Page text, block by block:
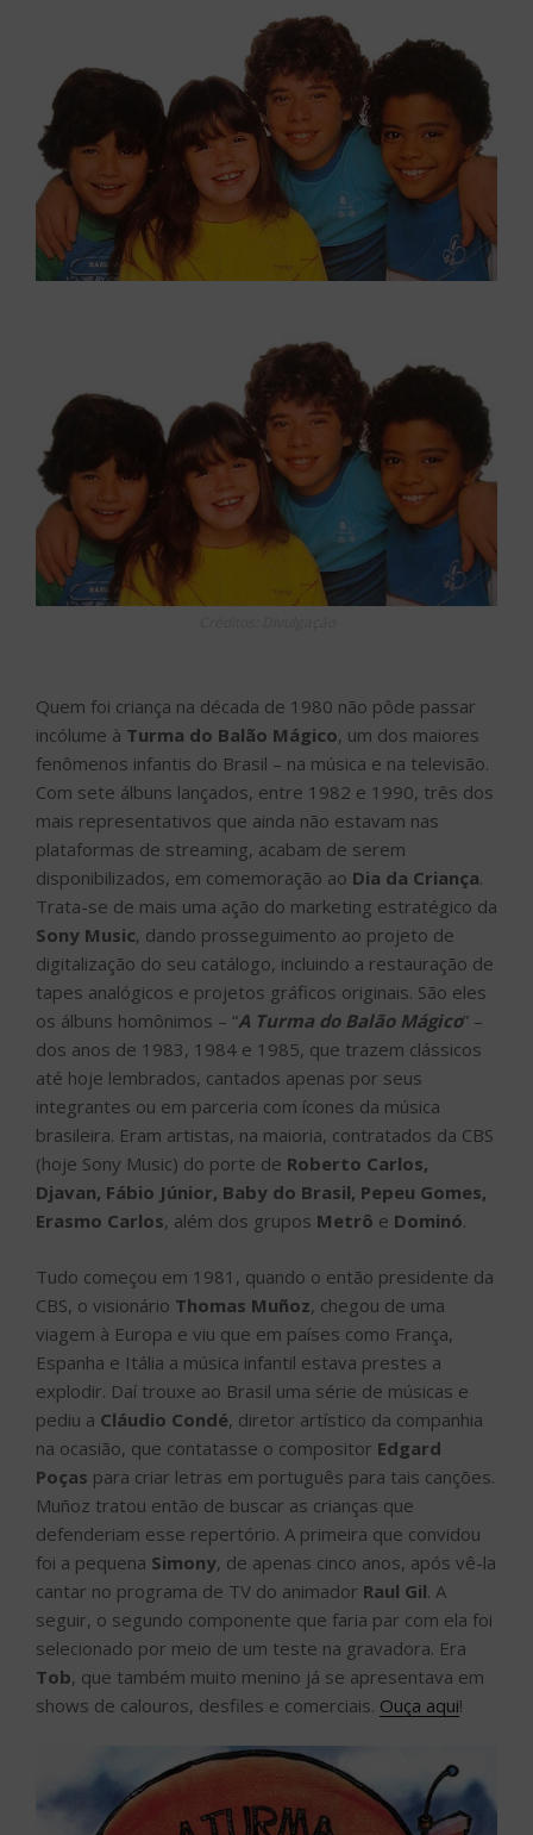
Quem foi criança na década de 1980 não pôde passar
incólume à Turma do Balão Mágico, um dos maiores
fenômenos infantis do Brasil – na música e na televisão.
Com sete álbuns lançados, entre 1982 e 1990, três dos
mais representativos que ainda não estavam nas
plataformas de streaming, acabam de serem
disponibilizados, em comemoração ao Dia da Criança.
Trata-se de mais uma ação do marketing estratégico da
Sony Music, dando prosseguimento ao projeto de
digitalização do seu catálogo, incluindo a restauração de
tapes analógicos e projetos gráficos originais. São eles
os álbuns homônimos – “A Turma do Balão Mágico” –
dos anos de 1983, 1984 e 1985, que trazem clássicos
até hoje lembrados, cantados apenas por seus
integrantes ou em parceria com ícones da música
brasileira. Eram artistas, na maioria, contratados da CBS
(hoje Sony Music) do porte de Roberto Carlos,
Djavan, Fábio Júnior, Baby do Brasil, Pepeu Gomes,
Erasmo Carlos, além dos grupos Metrô e Dominó.
Tudo começou em 1981, quando o então presidente da
CBS, o visionário Thomas Muñoz, chegou de uma
viagem à Europa e viu que em países como França,
Espanha e Itália a música infantil estava prestes a
explodir. Daí trouxe ao Brasil uma série de músicas e
pediu a Cláudio Condé, diretor artístico da companhia
na ocasião, que contatasse o compositor Edgard
Poças para criar letras em português para tais canções.
Muñoz tratou então de buscar as crianças que
defenderiam esse repertório. A primeira que convidou
foi a pequena Simony, de apenas cinco anos, após vê-la
cantar no programa de TV do animador Raul Gil. A
seguir, o segundo componente que faria par com ela foi
selecionado por meio de um teste na gravadora. Era
Tob, que também muito menino já se apresentava em
shows de calouros, desfiles e comerciais. Ouça aqui!